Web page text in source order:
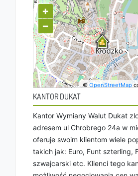
+
−
©OpenStreetMap
KANTOR DUKAT
Kantor Wymiany Walut Dukat
adresem ul Chrobrego 24a w
oferuje swoim klientom wiele
takich jak: Euro, Funt szterling,
szwajcarski etc. Klienci tego